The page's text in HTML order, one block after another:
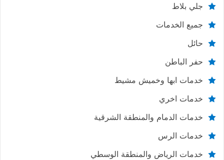
جلي بلاط
جميع الخدمات
حائل
حفر الباطن
خدمات ابها وخميش مشيط
خدمات اخري
خدمات الدمام والمنطقة الشرقية
خدمات الرس
خدمات الرياض والمنطقة الوسطي